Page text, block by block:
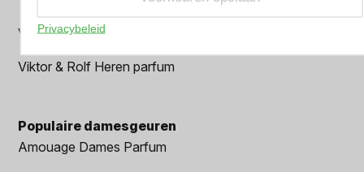
Versace Heren parfum
Viktor & Rolf Heren parfum
Populaire damesgeuren
Amouage Dames Parfum
Privacybeleid